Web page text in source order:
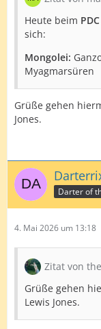
Hong Kong:
Heute beim
sich:
Mongolei:
Myagmarsüren
Grüße gehen
Jones.
Darter of
4. Mai 2026 um 13:18
Zitat von
Grüße gehen
Lewis Jones.